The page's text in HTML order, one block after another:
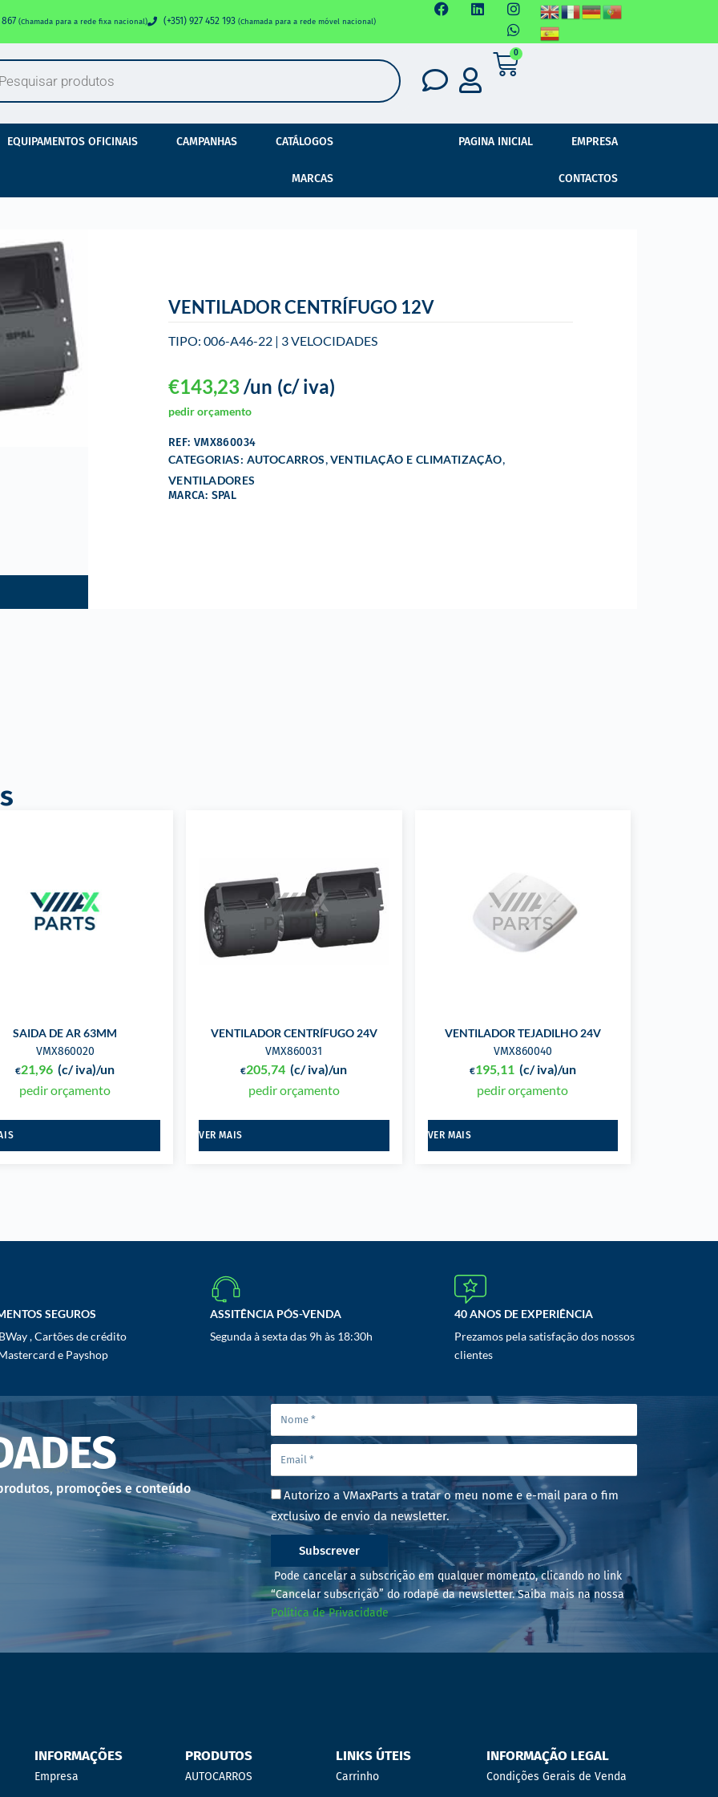
867 (Chamada para a rede fixa nacional) (+351) 927 452 193 (Chamada para a rede móvel nacional)
0
EQUIPAMENTOS OFICINAIS CAMPANHAS CATÁLOGOS
MARCAS
PAGINA INICIAL EMPRESA
CONTACTOS
VENTILADOR CENTRÍFUGO 12V
TIPO: 006-A46-22 | 3 VELOCIDADES
€143,23 (c/ iva)
/un
pedir orçamento
REF: VMX860034
CATEGORIAS: AUTOCARROS, VENTILAÇÃO E CLIMATIZAÇÃO,
VENTILADORES
MARCA: SPAL
SAIDA DE AR 63MM
VMX860020
€21,96 (c/ iva)/un
pedir orçamento
VENTILADOR CENTRÍFUGO 24V
VMX860031
€205,74 (c/ iva)/un
pedir orçamento
VER MAIS
VENTILADOR TEJADILHO 24V
VMX860040
€195,11 (c/ iva)/un
pedir orçamento
VER MAIS
SEGUROS
, Cartões de crédito
e Payshop
ASSITÊNCIA PÓS-VENDA
Segunda à sexta das 9h às 18:30h
40 ANOS DE EXPERIÊNCIA
Prezamos pela satisfação dos nossos
clientes
promoções e conteúdo
Autorizo a VMaxParts a tratar o meu nome e e-mail para o fim
exclusivo de envio da newsletter.
Subscrever
Pode cancelar a subscrição em qualquer momento, clicando no link
“Cancelar subscrição” do rodapé da newsletter. Saiba mais na nossa
Política de Privacidade
INFORMAÇÕES
Empresa
PRODUTOS
AUTOCARROS
LINKS ÚTEIS
Carrinho
INFORMAÇÃO LEGAL
Condições Gerais de Venda